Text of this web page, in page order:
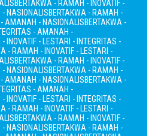
BERTAKWA - RAMAH - INOVATIF -
- NASIONALISBERTAKWA - RAMAH -
- AMANAH - NASIONALISBERTAKWA -
- AMANAH -
INOVATIF - LESTARI - INTEGRITAS -
- RAMAH - INOVATIF - LESTARI -
BERTAKWA - RAMAH - INOVATIF -
- NASIONALISBERTAKWA - RAMAH -
- AMANAH - NASIONALISBERTAKWA -
- AMANAH -
INOVATIF - LESTARI - INTEGRITAS -
- RAMAH - INOVATIF - LESTARI -
BERTAKWA - RAMAH - INOVATIF -
- NASIONALISBERTAKWA - RAMAH -